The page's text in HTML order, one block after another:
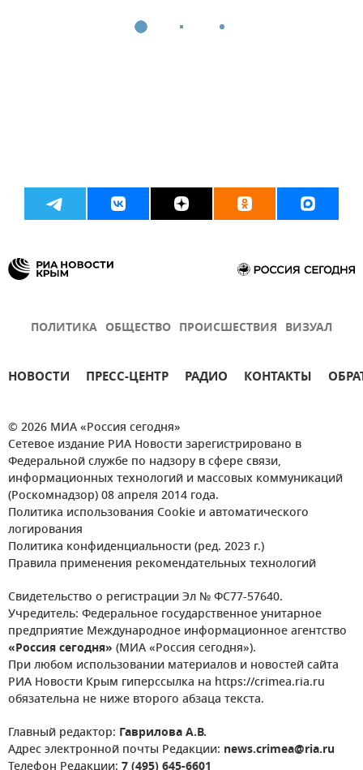
ПОЛИТИКА ОБЩЕСТВО ПРОИСШЕСТВИЯ ВИЗУАЛ
НОВОСТИ ПРЕСС-ЦЕНТР РАДИО КОНТАКТЫ
© 2026 МИА «Россия сегодня»
Сетевое издание РИА Новости зарегистрировано в
Федеральной службе по надзору в сфере связи,
информационных технологий и массовых коммуникаций
(Роскомнадзор) 08 апреля 2014 года.
Политика использования Cookie и автоматического
логирования
Политика конфиденциальности (ред. 2023 г.)
Правила применения рекомендательных технологий
Свидетельство о регистрации Эл № ФС77-57640.
Учредитель: Федеральное государственное унитарное
предприятие Международное информационное агентство
«Россия сегодня» (МИА «Россия сегодня»).
При любом использовании материалов и новостей сайта
РИА Новости Крым гиперссылка на https://crimea.ria.ru
обязательна не ниже второго абзаца текста.
Главный редактор: Гаврилова А.В.
Адрес электронной почты Редакции: news.crimea@ria.ru